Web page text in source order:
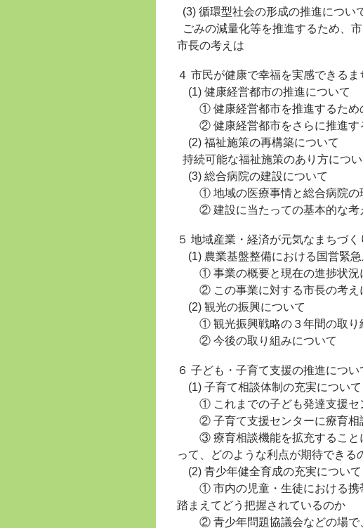
(3) 循環型社会の形成の推進につい
ごみの減量化等を推進するため、
市長の考えは
４ 市民が健康で幸福を実感できる
(1) 健康経営都市の推進について
① 健康経営都市を推進するため
② 健康経営都市をさらに推進す
(2) 福祉施策の再構築について
持続可能な福祉施策のあり方につい
(3) 総合病院の建設について
① 地域の医療事情と総合病院の
② 建設に当たっての基本的な考
５ 地域産業・経済が元気なまちづく
(1) 農業基盤整備における国営緊
① 事業の概要と現在の進捗状況
② この事業に対する市長の考え
(2) 観光の振興について
① 観光振興戦略の３年間の取り
② 今後の取り組みについて
６ 子ども・子育て支援の推進につい
(1) 子育て相談体制の充実について
① これまでの子ども発達支援セ
② 子育て支援センターに療育相
③ 療育相談機能を拡充すること
って、どのような利点が期待できる
(2) 青少年健全育成の充実について
① 市内の児童・生徒における携
踏まえてどう把握されているのか
② 青少年問題協議会などの場で